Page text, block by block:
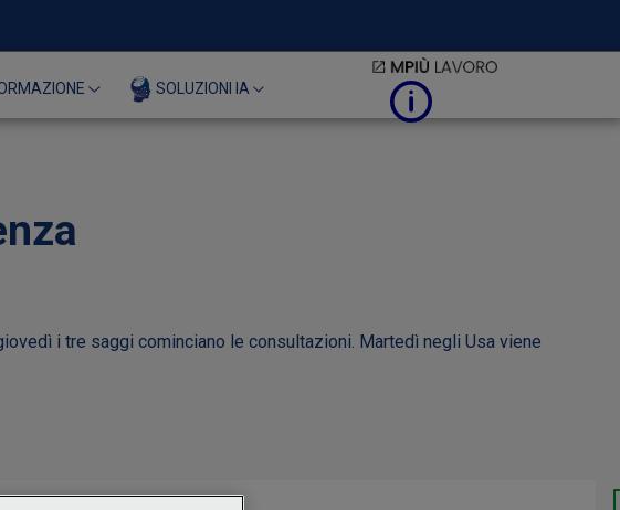
SOLUZIONI IA
i tre saggi cominciano le consultazioni. Martedì negli Usa viene